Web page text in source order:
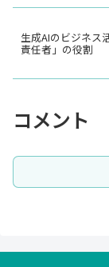
生成AIのビジネス
責任者」の役割
コメント